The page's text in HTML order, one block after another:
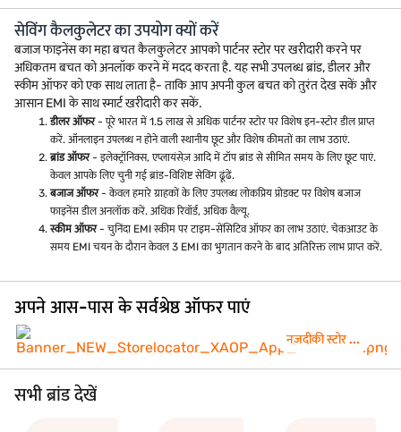
सेविंग कैलकुलेटर का उपयोग क्यों करें
बजाज फाइनेंस का महा बचत कैलकुलेटर आपको पार्टनर स्टोर पर खरीदारी करने पर
अधिकतम बचत को अनलॉक करने में मदद करता है. यह सभी उपलब्ध ब्रांड, डीलर और
स्कीम ऑफर को एक साथ लाता है- ताकि आप अपनी कुल बचत को तुरंत देख सकें और
आसान EMI के साथ स्मार्ट खरीदारी कर सकें.
डीलर ऑफर- पूरे भारत में 1.5 लाख से अधिक पार्टनर स्टोर पर विशेष इन-स्टोर डील प्राप्त
करें. ऑनलाइन उपलब्ध न होने वाली स्थानीय छूट और विशेष कीमतों का लाभ उठाएं.
ब्रांड ऑफर- इलेक्ट्रॉनिक्स, एप्लायंसेज़ आदि में टॉप ब्रांड से सीमित समय के लिए छूट पाएं.
केवल आपके लिए चुनी गई ब्रांड-विशिष्ट सेविंग ढूंढें.
बजाज ऑफर- केवल हमारे ग्राहकों के लिए उपलब्ध लोकप्रिय प्रोडक्ट पर विशेष बजाज
फाइनेंस डील अनलॉक करें. अधिक रिवॉर्ड, अधिक वैल्यू.
स्कीम ऑफर- चुनिंदा EMI स्कीम पर टाइम-सेंसिटिव ऑफर का लाभ उठाएं. चेकआउट के
समय EMI चयन के दौरान केवल 3 EMI का भुगतान करने के बाद अतिरिक्त लाभ प्राप्त करें.
अपने आस-पास के सर्वश्रेष्ठ ऑफर पाएं
नज़दीकी स्टोर ...
सभी ब्रांड देखें